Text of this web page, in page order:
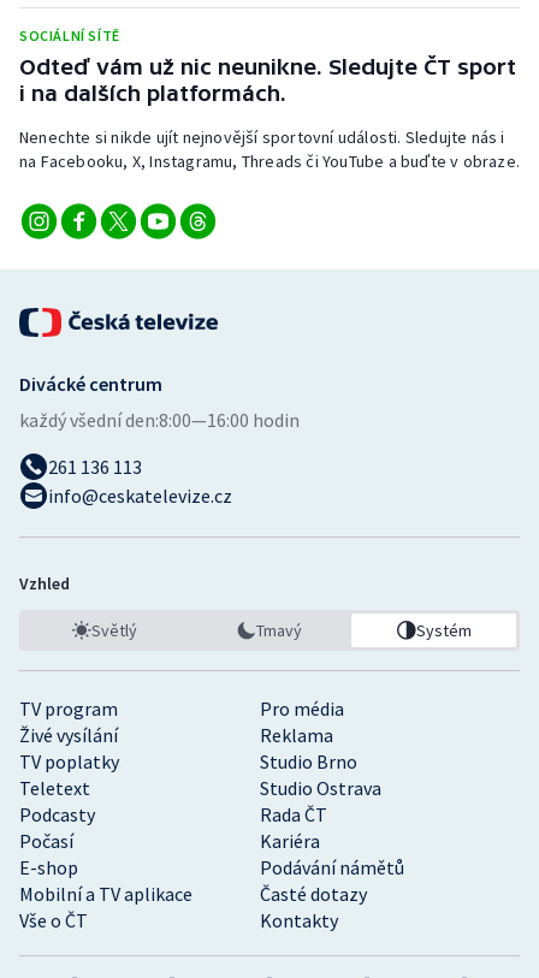
Veslování
Vodní slalom
Volejbal
Ostatní
SOCIÁLNÍ SÍTĚ
Odteď vám už nic neunikne. Sledujte ČT sport
i na dalších platformách.
Nenechte si nikde ujít nejnovější sportovní události. Sledujte nás i
na Facebooku, X, Instagramu, Threads či YouTube a buďte v obraze.
TV program
Pro média
Živé vysílání
Reklama
TV poplatky
Studio Brno
Teletext
Studio Ostrava
Podcasty
Rada ČT
Počasí
Kariéra
E-shop
Podávání námětů
Mobilní a TV aplikace
Časté dotazy
Vše o ČT
Kontakty
Divácké centrum
každý všední den:8:00—16:00 hodin
261 136 113
info@ceskatelevize.cz
Vzhled
Světlý Tmavý Systém